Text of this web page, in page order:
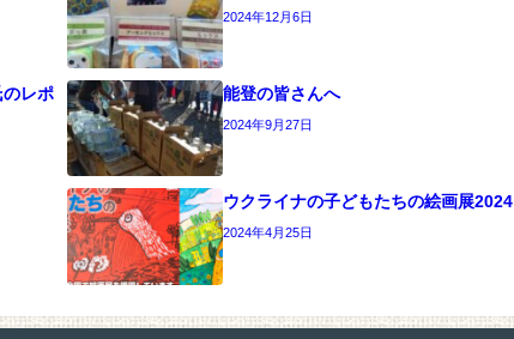
2024年12月6日
レポ
能登の皆さんへ
2024年9月27日
ウクライナの子どもたちの絵画展2024
2024年4月25日